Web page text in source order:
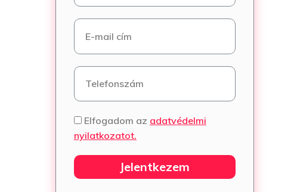
Elfogadom az adatvédelmi
nyilatkozatot.
Jelentkezem